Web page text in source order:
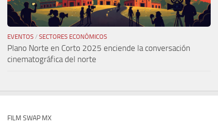
EVENTOS / SECTORES ECONÓMICOS
Plano Norte en Corto 2025 enciende la conversación
cinematográfica del norte
FILM SWAP MX